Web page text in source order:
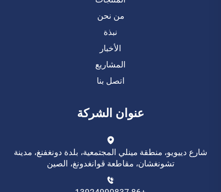
من نحن
نبذة
الأخبار
المشاريع
اتصل بنا
عنوان الشركة
شارع دييويو، منطقة مينلي المجتمعية، بلدة دونغفنغ، مدينة
تشونغشان، مقاطعة قوانغدونغ، الصين